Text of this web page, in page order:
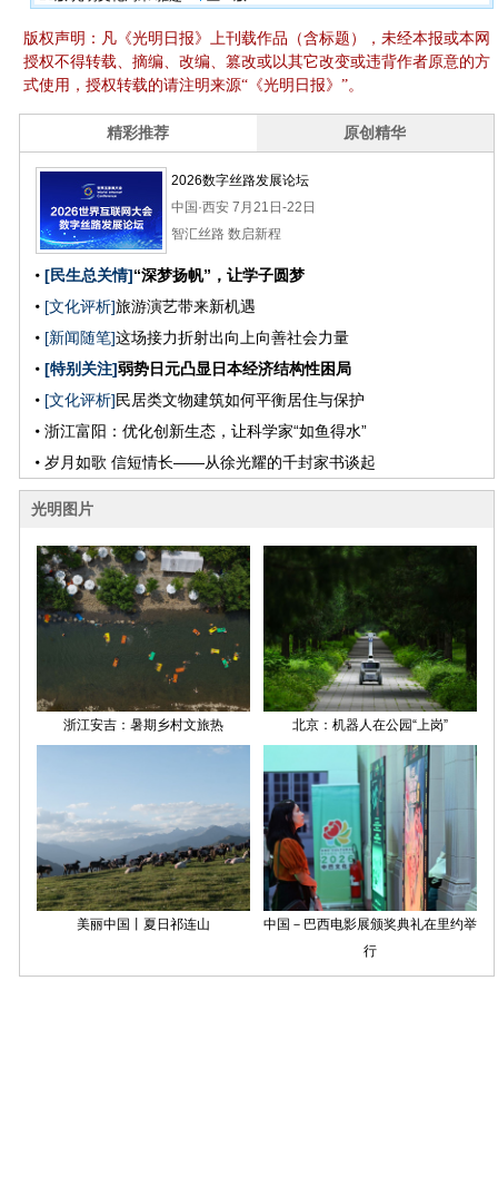
版权声明：凡《光明日报》上刊载作品（含标题），未经本报或本网
授权不得转载、摘编、改编、篡改或以其它改变或违背作者原意的方
式使用，授权转载的请注明来源“《光明日报》”。